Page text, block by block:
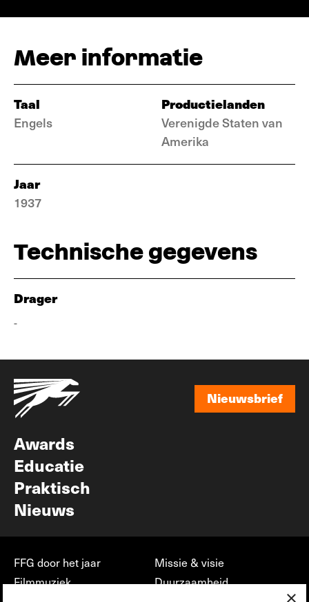
Meer informatie
Taal
Engels
Productielanden
Verenigde Staten van
Amerika
Jaar
1937
Technische gegevens
Drager
-
Nieuwsbrief
Awards
Educatie
Praktisch
Nieuws
FFG door het jaar
Filmmuziek
Missie & visie
Duurzaamheid
×